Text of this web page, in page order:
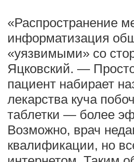
«Распространение
информатизация
«уязвимыми» со
Яцковский. —
пациент набирает
лекарства куча
таблетки — более
Возможно, врач
квалификации, но